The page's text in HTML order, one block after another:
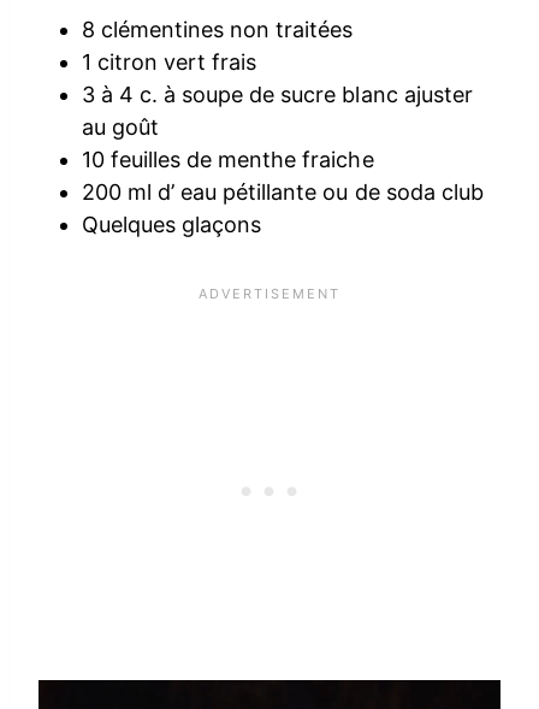
8 clémentines non traitées
1 citron vert frais
3 à 4 c. à soupe de sucre blanc ajuster
au goût
10 feuilles de menthe fraiche
200 ml d’ eau pétillante ou de soda club
Quelques glaçons